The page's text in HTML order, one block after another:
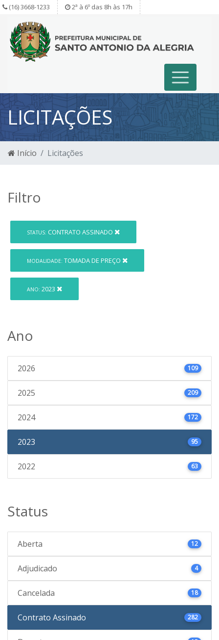
(16) 3668-1233 2ª à 6º das 8h às 17h
LICITAÇÕES
Início Licitações
Filtro
STATUS: CONTRATO ASSINADO
MODALIDADE: TOMADA DE PREÇO
ANO: 2023
Ano
2026 109
2025 209
2024 172
2023 95
2022 63
Status
Aberta 12
Adjudicado 4
Cancelada 18
Contrato Assinado 282